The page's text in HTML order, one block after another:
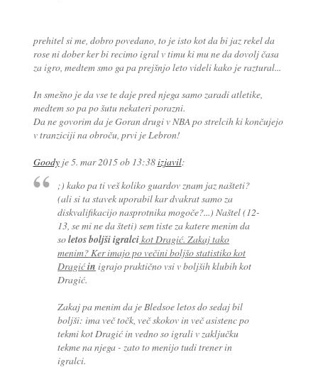
prehitel si me, dobro povedano, to je isto kot da bi jaz rekel da
rose ni dober ker bi recimo igral v timu ki mu ne da dovolj časa
za igro, medtem smo ga pa prejšnjo leto videli kako je raztural...
In smešno je da vse te daje pred njega samo zaradi atletike,
medtem so pa po šutu nekateri porazni.
Da ne govorim da je Goran drugi v NBA po strelcih ki končujejo
v tranziciji na obroču, prvi je Lebron!
Goodyje5. mar 2015 ob 13:38izjavil:
;) kako pa ti veš koliko guardov znam jaz našteti?
(ali si ta stavek uporabil kar dvakrat samo za
diskvalifikacijo nasprotnika mogoče?...) Naštel (12-
13, se mi ne da šteti) sem tiste za katere menim da
soletos boljši igralcikot Dragić. Zakaj tako
menim? Ker imajo po večini boljšo statistiko kot
Dragićin igrajo praktično vsi v boljših klubih kot
Dragić.
Zakaj pa menim da je Bledsoe letos do sedaj bil
boljši: ima več točk, več skokov in več asistenc po
tekmi kot Dragić in vedno so igrali v zaključku
tekme na njega - zato to menijo tudi trener in
igralci.